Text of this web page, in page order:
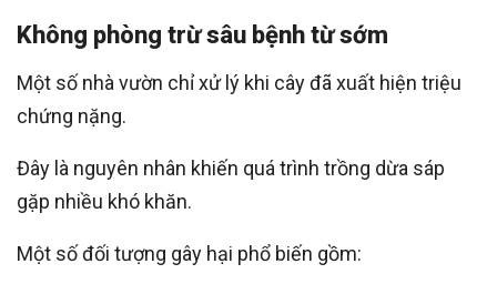
Không phòng trừ sâu bệnh từ sớm
Một số nhà vườn chỉ xử lý khi cây đã xuất hiện triệu
chứng nặng.
Đây là nguyên nhân khiến quá trình trồng dừa sáp
gặp nhiều khó khăn.
Một số đối tượng gây hại phổ biến gồm: